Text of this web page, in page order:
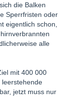
die Balken
Sperrfristen oder
eigentlich schon,
alle
mit 400 000
leerstehende
jetzt muss nur